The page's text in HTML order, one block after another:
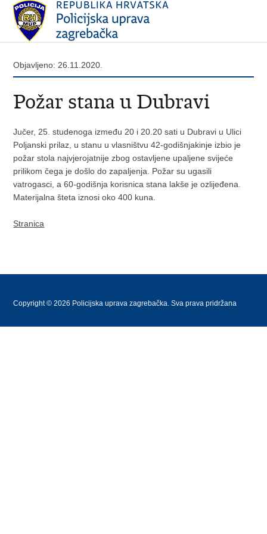
Objavljeno: 26.11.2020.
Požar stana u Dubravi
Jučer, 25. studenoga između 20 i 20.20 sati u Dubravi u Ulici
Poljanski prilaz, u stanu u vlasništvu 42-godišnjakinje izbio je
požar stola najvjerojatnije zbog ostavljene upaljene svijeće
prilikom čega je došlo do zapaljenja. Požar su ugasili
vatrogasci, a 60-godišnja korisnica stana lakše je ozlijeđena.
Materijalna šteta iznosi oko 400 kuna.
Stranica
Copyright © 2026 Policijska uprava zagrebačka. Sva prava pridržana